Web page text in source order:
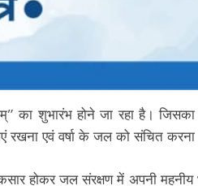
का शुभारंभ होने जा रहा है।
रखना एवं वर्षा के जल को संचित
होकर जल संरक्षण में अपनी महनीय